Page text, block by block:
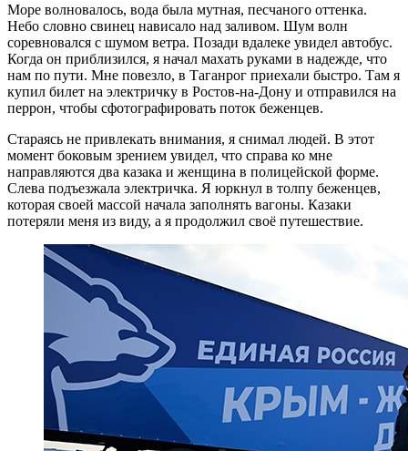
Море волновалось, вода была мутная, песчаного оттенка.
Небо словно свинец нависало над заливом. Шум волн
соревновался с шумом ветра. Позади вдалеке увидел автобус.
Когда он приблизился, я начал махать руками в надежде, что
нам по пути. Мне повезло, в Таганрог приехали быстро. Там я
купил билет на электричку в Ростов-на-Дону и отправился на
перрон, чтобы сфотографировать поток беженцев.
Стараясь не привлекать внимания, я снимал людей. В этот
момент боковым зрением увидел, что справа ко мне
направляются два казака и женщина в полицейской форме.
Слева подъезжала электричка. Я юркнул в толпу беженцев,
которая своей массой начала заполнять вагоны. Казаки
потеряли меня из виду, а я продолжил своё путешествие.